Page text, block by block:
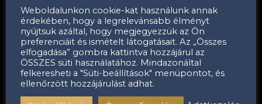
megelevenedik a régi kávéházak és
az egykori zenés kerthelyiségek
varázslatos
hangulata. Koncertjeinken egy olyan
finom, letisztult és elgondolkodtató
Weboldalunkon cookie-kat használunk annak
érdekében, hogy a legrelevánsabb élményt
nyújtsuk azáltal, hogy megjegyezzük az Ön
preferenciáit és ismételt látogatásait. Az „Összes
elfogadása” gombra kattintva hozzájárul az
ÖSSZES süti használatához. Mindazonáltal
felkeresheti a "Süti-beállítások" menüpontot, és
ellenőrzött hozzájárulást adhat.